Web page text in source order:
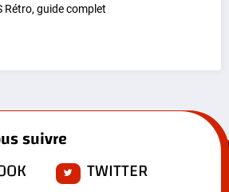
Rétro, guide complet
suivre
TWITTER